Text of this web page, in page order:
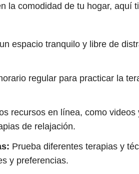
la comodidad de tu hogar, aquí
espacio tranquilo y libre de
regular para practicar la
recursos en línea, como
de relajación.
Prueba diferentes terapias y
y preferencias.